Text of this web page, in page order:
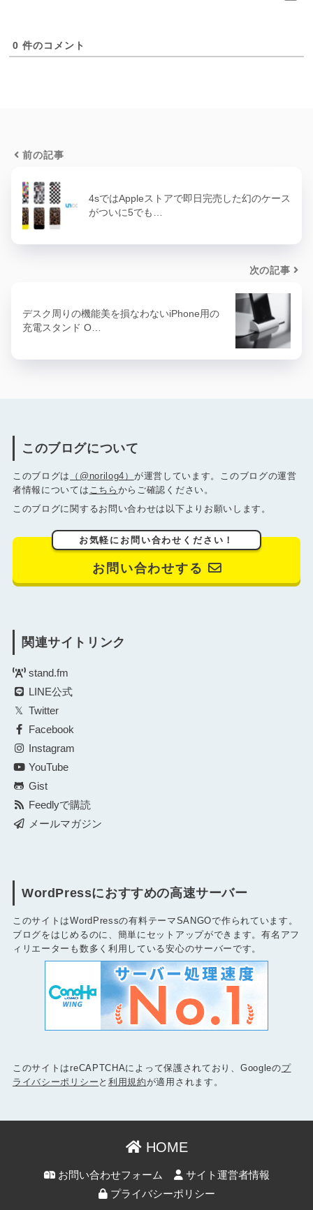
0 件のコメント
前の記事
4sではAppleストアで即日完売した幻のケース
がついに5でも…
次の記事
デスク周りの機能美を損なわないiPhone用の
充電スタンド O…
このブログについて
このブログは （@norilog4） が運営しています。このブログの運営
者情報については こちら からご確認ください。
このブログに関するお問い合わせは以下よりお願いします。
お気軽にお問い合わせください！
お問い合わせする
関連サイトリンク
stand.fm
LINE公式
Twitter
Facebook
Instagram
YouTube
Gist
Feedlyで購読
メールマガジン
WordPressにおすすめの高速サーバー
このサイトはWordPressの有料テーマSANGOで作られています。
ブログをはじめるのに、簡単にセットアップができます。有名アフ
ィリエーターも数多く利用している安心のサーバーです。
このサイトはreCAPTCHAによって保護されており、Googleのプ
ライバシーポリシー と 利用規約が適用されます。
HOME
お問い合わせフォーム
サイト運営者情報
プライバシーポリシー